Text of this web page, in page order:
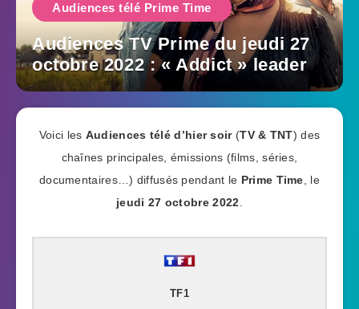
Audiences télé Prime Time
Audiences TV Prime du jeudi 27
octobre 2022 : « Addict » leader
Voici les Audiences télé d’hier soir (TV & TNT) des
chaînes principales, émissions (films, séries,
documentaires…) diffusés pendant le Prime Time , le
jeudi 27 octobre 2022
TF1